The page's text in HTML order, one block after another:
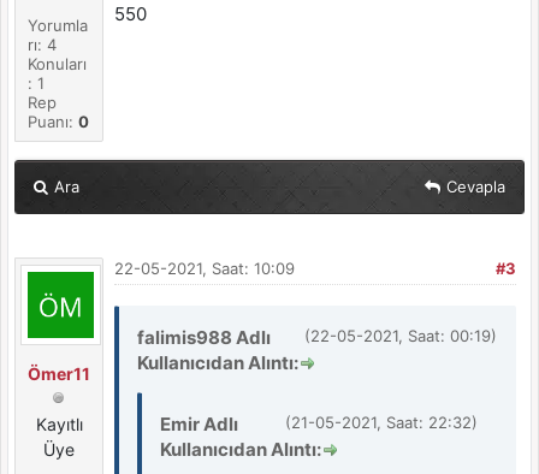
Yorumla
rı: 4
Konuları
: 1
Rep
Puanı:0
550
Ara Cevapla
Ömer11
Kayıtlı
Üye
#3
22-05-2021, Saat: 10:09
(22-05-2021, Saat: 00:19)
falimis988 Adlı
Kullanıcıdan Alıntı:
(21-05-2021, Saat: 22:32)
Emir Adlı
Kullanıcıdan Alıntı: